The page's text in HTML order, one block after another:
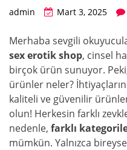
admin Mart 3, 2025
Merhaba sevgili
sex erotik shop, cinsel
birçok ürün sunuyor.
ürünler neler?
kaliteli ve güvenilir
olun! Herkesin farklı
nedenle, farklı
mümkün. Yalnızca